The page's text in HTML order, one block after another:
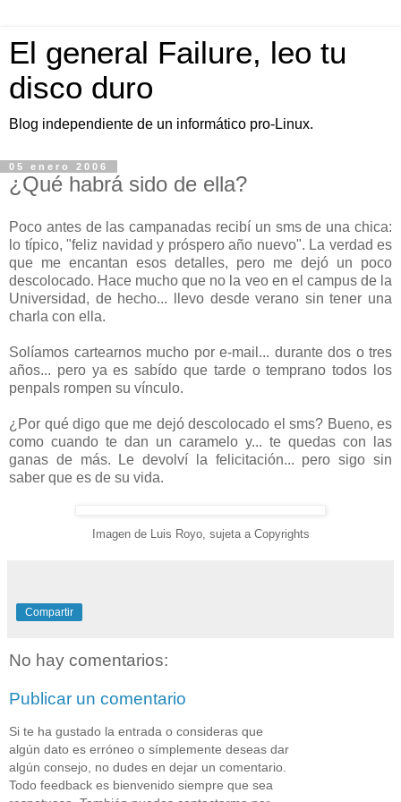
El general Failure, leo tu
disco duro
Blog independiente de un informático pro-Linux.
05 enero 2006
¿Qué habrá sido de ella?
Poco antes de las campanadas recibí un sms de una chica:
lo típico, "feliz navidad y próspero año nuevo". La verdad es
que me encantan esos detalles, pero me dejó un poco
descolocado. Hace mucho que no la veo en el campus de la
Universidad, de hecho... llevo desde verano sin tener una
charla con ella.
Solíamos cartearnos mucho por e-mail... durante dos o tres
años... pero ya es sabído que tarde o temprano todos los
penpals rompen su vínculo.
¿Por qué digo que me dejó descolocado el sms? Bueno, es
como cuando te dan un caramelo y... te quedas con las
ganas de más. Le devolví la felicitación... pero sigo sin
saber que es de su vida.
Imagen de Luis Royo, sujeta a Copyrights
Compartir
No hay comentarios:
Publicar un comentario
Si te ha gustado la entrada o consideras que
algún dato es erróneo o símplemente deseas dar
algún consejo, no dudes en dejar un comentario.
Todo feedback es bienvenido siempre que sea